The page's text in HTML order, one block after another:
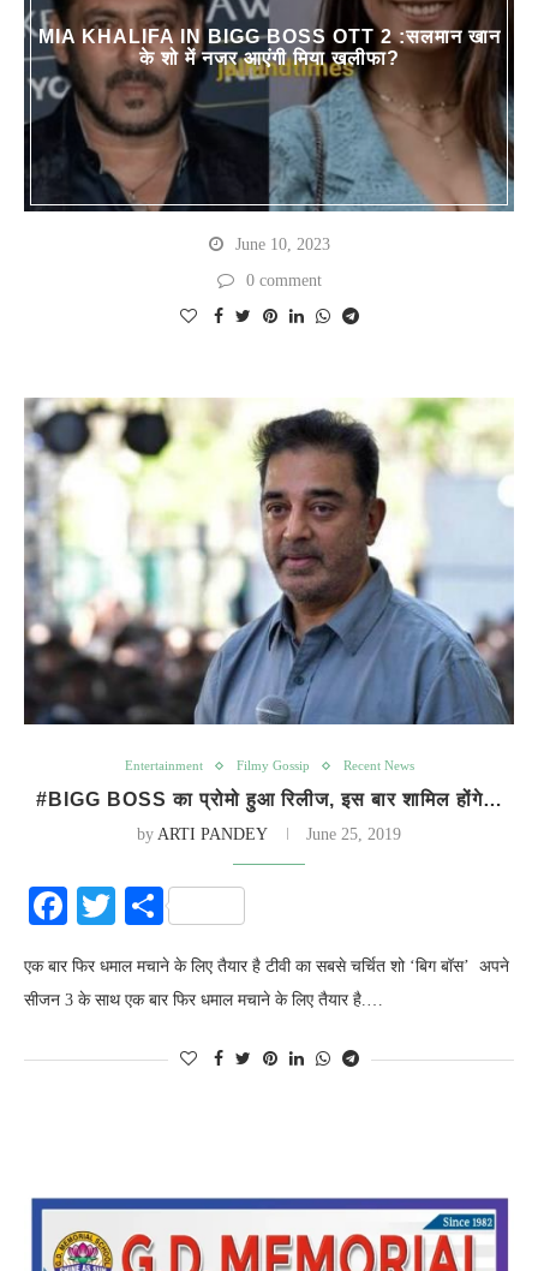
MIA KHALIFA IN BIGG BOSS OTT 2 :सलमान खान
के शो में नजर आएंगी मिया खलीफा?
June 10, 2023
0 comment
Entertainment Filmy Gossip Recent News
#BIGG BOSS का प्रोमो हुआ रिलीज, इस बार शामिल होंगे…
by ARTI PANDEY June 25, 2019
Facebook
Twitter
Share
एक बार फिर धमाल मचाने के लिए तैयार है टीवी का सबसे चर्चित शो ‘बिग बॉस’ अपने
सीजन 3 के साथ एक बार फिर धमाल मचाने के लिए तैयार है.…